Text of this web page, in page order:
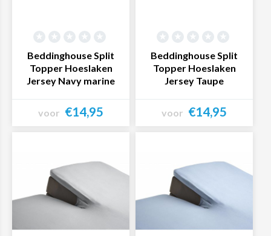
Beddinghouse Split
Topper Hoeslaken
Jersey Navy marine
voor €14,95
Beddinghouse Split
Topper Hoeslaken
Jersey Taupe
voor €14,95